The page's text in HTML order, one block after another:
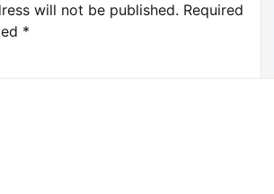
will not be published. Required
*